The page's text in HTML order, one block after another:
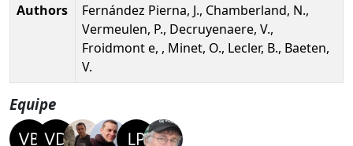
Authors
Fernández Pierna, J., Chamberland, N.,
Vermeulen, P., Decruyenaere, V.,
Froidmont e, , Minet, O., Lecler, B., Baeten,
V.
Equipe